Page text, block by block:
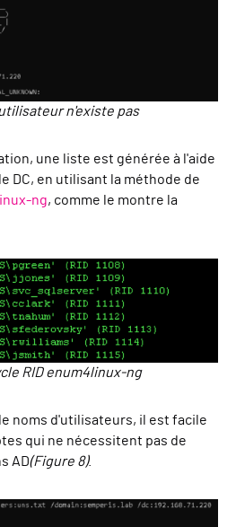
n'existe pas
une liste est générée à l'aide
DC, en utilisant la méthode de
ng, comme le montre la
RID enum4linux-ng
noms d'utilisateurs, il est facile
qui ne nécessitent pas de
AD(Figure 8).